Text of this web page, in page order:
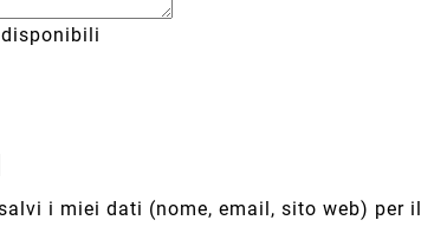
i miei dati (nome, email, sito web) per il